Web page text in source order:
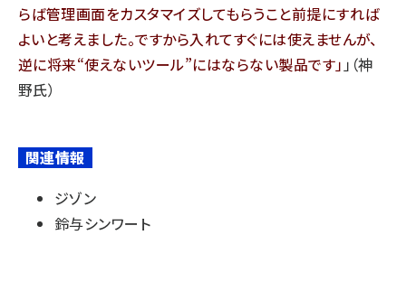
らば管理画面をカスタマイズしてもらうこと前提にすれば
よいと考えました。ですから入れてすぐには使えませんが、
逆に将来“使えないツール”にはならない製品です 」（神
野氏）
関連情報
ジゾン
鈴与シンワート